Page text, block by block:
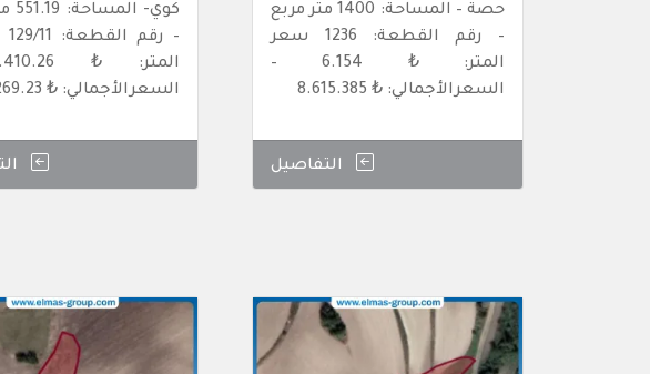
حصة – المساحة: 1400 متر مربع
– رقم القطعة: 1236 سعر
المتر: ₺ 6.154 –
السعرالأجمالي: ₺ 8.615.385
التفاصيل
السعرالأجمالي: ₺ 3.533.269.23